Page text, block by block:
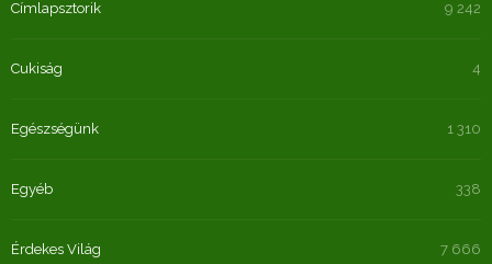
Címlapsztorik 9 242
Cukiság 4
Egészségünk 1 310
Egyéb 338
Érdekes Világ 7 666